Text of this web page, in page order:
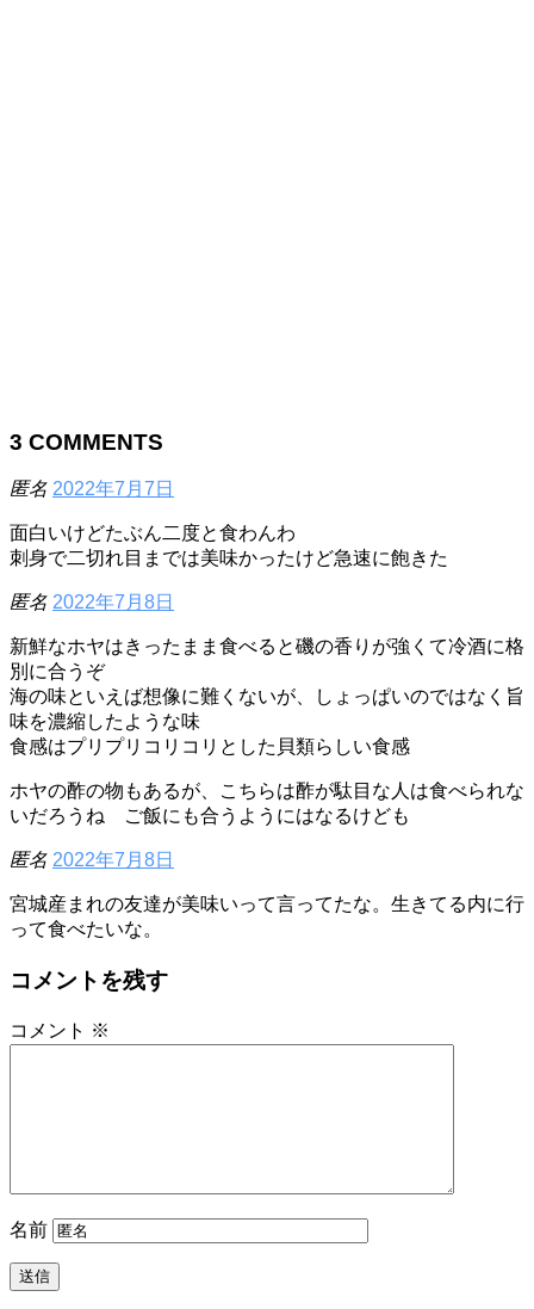
3 COMMENTS
匿名 2022年7月7日
面白いけどたぶん二度と食わんわ
刺身で二切れ目までは美味かったけど急速に飽きた
匿名 2022年7月8日
新鮮なホヤはきったまま食べると磯の香りが強くて冷酒に格
別に合うぞ
海の味といえば想像に難くないが、しょっぱいのではなく旨
味を濃縮したような味
食感はプリプリコリコリとした貝類らしい食感
ホヤの酢の物もあるが、こちらは酢が駄目な人は食べられな
いだろうね ご飯にも合うようにはなるけども
匿名 2022年7月8日
宮城産まれの友達が美味いって言ってたな。生きてる内に行
って食べたいな。
コメントを残す
コメント ※
名前